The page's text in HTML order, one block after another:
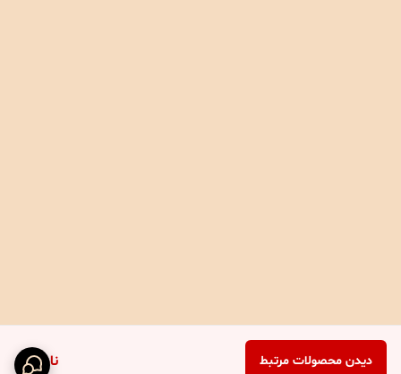
ناموجود دیدن محصولات مرتبط